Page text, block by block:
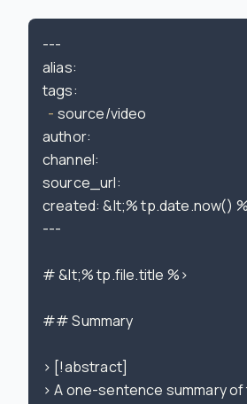
---
alias:
  -
source/video
author:
channel:
source _url:
created: &lt;% tp.date.now()
---
# &lt;% tp.file.title %>
## Summary
> [!abstract]
> A one-sentence summary